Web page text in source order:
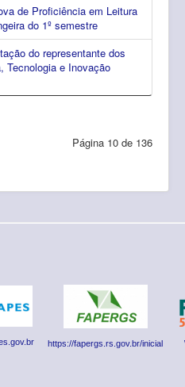
de Proficiência em Leitura
do 1º semestre
do representante dos
Tecnologia e Inovação
Página 10 de 136
https://fapergs.rs.gov.br/inicial